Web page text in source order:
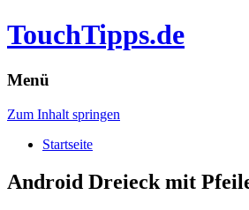
TouchTipps.de
Menü
Zum Inhalt springen
Startseite
Android Dreieck mit